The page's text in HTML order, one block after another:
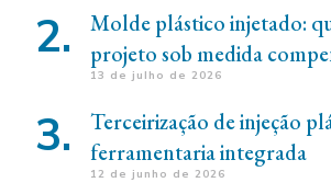
Molde plástico injetado:
projeto sob medida
13 de julho de 2026
Terceirização de injeção
ferramentaria integrada
12 de junho de 2026